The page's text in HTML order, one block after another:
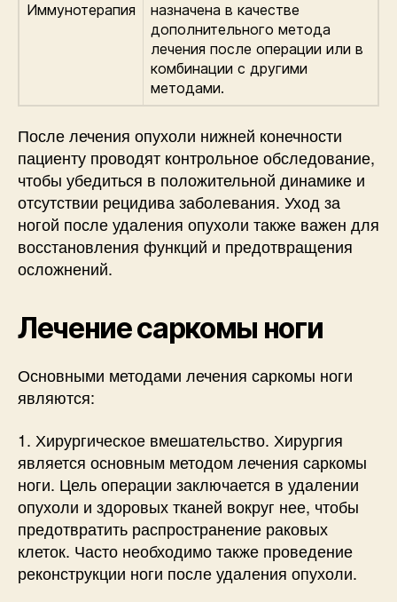
Иммунотерапия
назначена в качестве
дополнительного метода
лечения после операции или в
комбинации с другими
методами.
После лечения опухоли нижней конечности
пациенту проводят контрольное обследование,
чтобы убедиться в положительной динамике и
отсутствии рецидива заболевания. Уход за
ногой после удаления опухоли также важен для
восстановления функций и предотвращения
осложнений.
Лечение саркомы ноги
Основными методами лечения саркомы ноги
являются:
1. Хирургическое вмешательство. Хирургия
является основным методом лечения саркомы
ноги. Цель операции заключается в удалении
опухоли и здоровых тканей вокруг нее, чтобы
предотвратить распространение раковых
клеток. Часто необходимо также проведение
реконструкции ноги после удаления опухоли.